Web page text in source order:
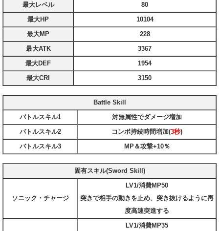
最大レベル
80
最大HP
10104
最大MP
228
最大ATK
3367
最大DEF
1954
最大CRI
3150
Battle Skill
バトルスキル1
対無属性でダメージ増加
バトルスキル2
コンボ持続時間増加(3秒)
バトルスキル3
MP＆攻撃+10％
固有スキル(Sword Skill)
ソニック・チャージ
LV1/消費MP50
突きで相手の動きを止め、突き抜けるように再
度高速突進する
LV1/消費MP35